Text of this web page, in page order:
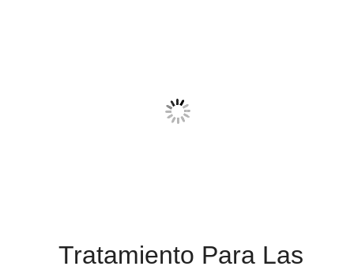
Tratamiento Para Las